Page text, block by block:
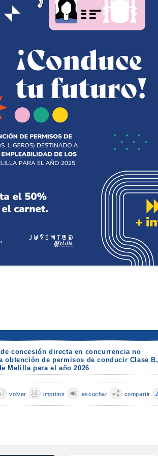
concesión directa en concurrencia no
obtención de permisos de conducir Clase B,
Melilla para el año 2026
compartir
escuchar
imprimir
volver